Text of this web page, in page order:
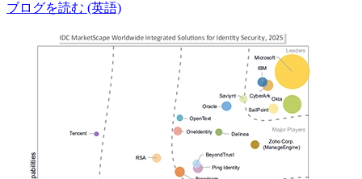
ブログを読む (英語)